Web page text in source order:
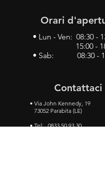
Orari
• Lun - Ven: 08:30 -
15:00 -
• Sab: 08:30 -
Contattaci
• Via John Kennedy, 19
73052 Parabita (LE)
• Tel:0833 50 93 30